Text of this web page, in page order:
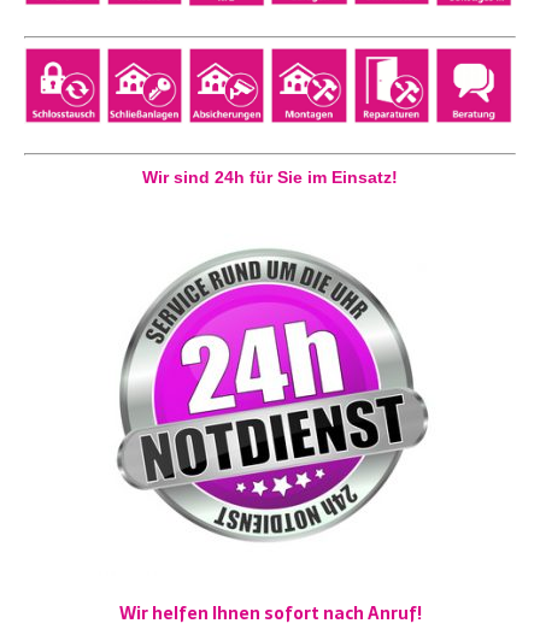
Wir sind 24h für Sie im Einsatz!
Wir helfen Ihnen sofort nach Anruf!